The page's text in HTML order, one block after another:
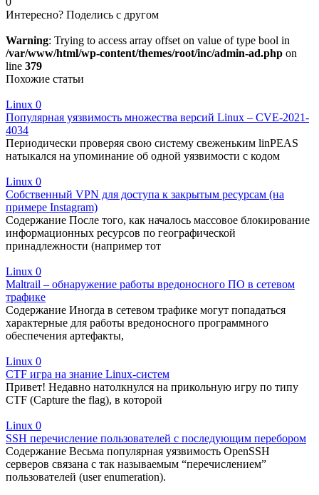
Интересно? Поделись с другом
Warning: Trying to access array offset on value of type bool in
/var/www/html/wp-content/themes/root/inc/admin-ad.php on
line 379
Похожие статьи
Linux 0
Популярная уязвимость множества версий Linux – CVE-2021-
4034
Периодически проверяя свою систему свеженьким linPEAS
натыкался на упоминание об одной уязвимости с кодом
Linux 0
Собственный VPN для доступа к закрытым ресурсам (на
примере Instagram)
Содержание После того, как началось массовое блокирование
информационных ресурсов по географической
принадлежности (например тот
Linux 0
Maltrail – обнаружение работы вредоносного ПО в сетевом
трафике
Содержание Иногда в сетевом трафике могут попадаться
характерные для работы вредоносного программного
обеспечения артефакты,
Linux 0
CTF игра на знание Linux-систем
Привет! Недавно натолкнулся на прикольную игру по типу
CTF (Capture the flag), в которой
Linux 0
SSH перечисление пользователей с последующим перебором
Содержание Весьма популярная уязвимость OpenSSH
серверов связана с так называемым “перечислением”
пользователей (user enumeration).